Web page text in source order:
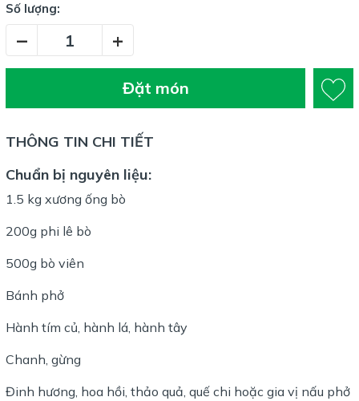
Số lượng:
– +
Đặt món
THÔNG TIN CHI TIẾT
Chuẩn bị nguyên liệu:
1.5 kg xương ống bò
200g phi lê bò
500g bò viên
Bánh phở
Hành tím củ, hành lá, hành tây
Chanh, gừng
Đinh hương, hoa hồi, thảo quả, quế chi hoặc gia vị nấu phở